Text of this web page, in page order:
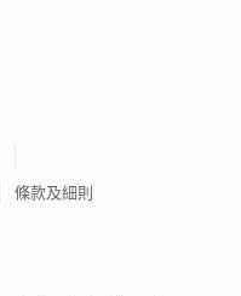
條款及細則